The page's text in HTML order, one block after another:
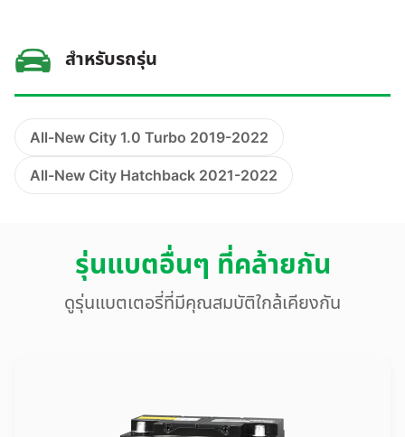
สำหรับรถรุ่น
All-New City 1.0 Turbo 2019-2022
All-New City Hatchback 2021-2022
รุ่นแบตอื่นๆ ที่คล้ายกัน
ดูรุ่นแบตเตอรี่ที่มีคุณสมบัติใกล้เคียงกัน